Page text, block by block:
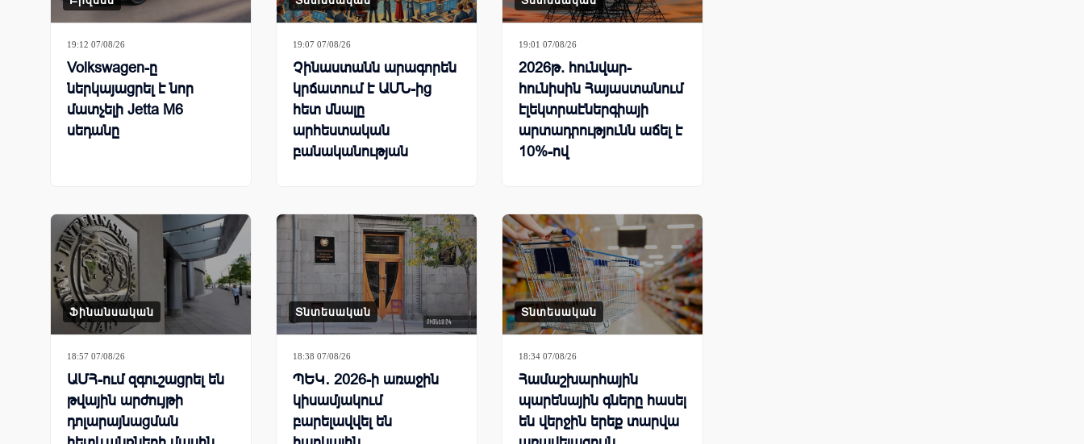
19:12 07/08/26
Volkswagen-ը
ներկայացրել է նոր
մատչելի Jetta M6
սեդանը
19:07 07/08/26
Չինաստանն արագորեն
կրճատում է ԱՄՆ-ից
հետ մնալը
արհեստական
բանականության
19:01 07/08/26
2026թ. հունվար-
հունիսին Հայաստանում
էլեկտրաէներգիայի
արտադրությունն աճել է
10%-ով
Ֆինանսական
18:57 07/08/26
ԱՄՀ-ում զգուշացրել են
թվային արժույթի
դոլարայնացման
Տնտեսական
18:38 07/08/26
ՊԵԿ․ 2026-ի առաջին
կիսամյակում
բարելավվել են
Տնտեսական
18:34 07/08/26
Համաշխարհային
պարենային գները հասել
են վերջին երեք տարվա